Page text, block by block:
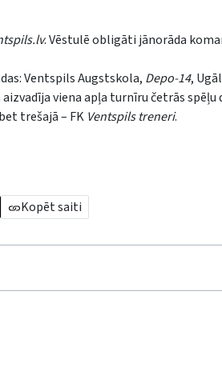
. Vēstulē obligāti jānorāda
Ventspils Augstskola, Depo-14,
viena apļa turnīru četrās
trešajā – FK Ventspils treneri.
Kopēt saiti